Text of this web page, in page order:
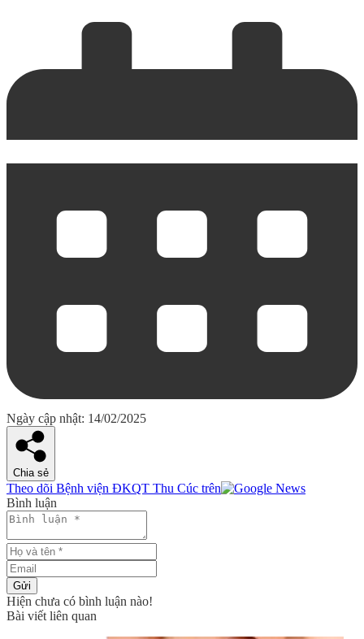
Ngày cập nhật: 14/02/2025
Chia sẻ
Theo dõi Bệnh viện ĐKQT Thu Cúc trên
Bình luận
Gửi
Hiện chưa có bình luận nào!
Bài viết liên quan